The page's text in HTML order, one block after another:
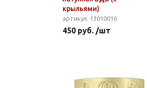
крыльями)
артикул: 13010016
450 руб. /шт